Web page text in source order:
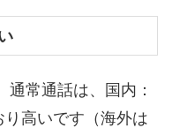
常通話は、国内：
高いです（海外は